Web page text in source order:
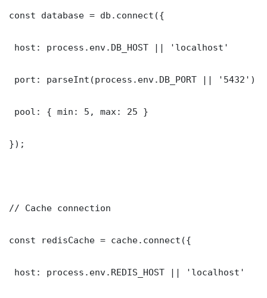
const database = db.connect({
host: process.env.DB_HOST || 'localhost'
port: parseInt(process.env.DB_PORT || '5432')
pool: { min: 5, max: 25 }
});
// Cache connection
const redisCache = cache.connect({
host: process.env.REDIS_HOST || 'localhost'